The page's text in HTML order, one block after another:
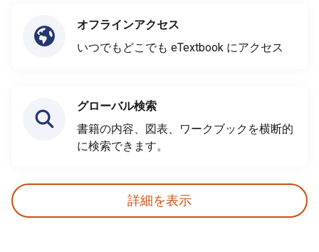
オフラインアクセス
いつでもどこでも eTextbook にアクセス
グローバル検索
書籍の内容、図表、ワークブックを横断的
に検索できます。
詳細を表示